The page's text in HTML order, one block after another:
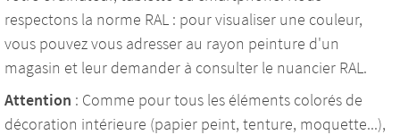
respectons la norme RAL : pour visualiser une couleur,
vous pouvez vous adresser au rayon peinture d'un
magasin et leur demander à consulter le nuancier RAL.
Attention : Comme pour tous les éléments colorés de
décoration intérieure (papier peint, tenture, moquette...),